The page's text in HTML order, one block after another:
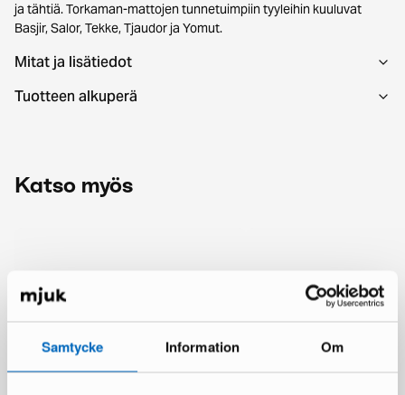
Samtycke Information Om
ja tähtiä. Torkaman-mattojen tunnetuimpiin tyyleihin kuuluvat
Basjir, Salor, Tekke, Tjaudor ja Yomut.
Mitat ja lisätiedot
Tuotteen alkuperä
Katso myös